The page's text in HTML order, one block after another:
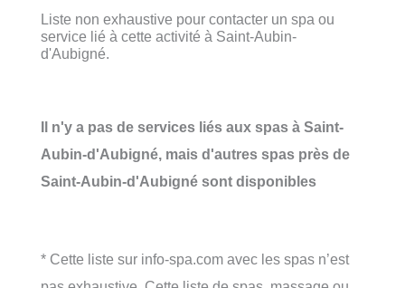
Liste non exhaustive pour contacter un spa ou
service lié à cette activité à Saint-Aubin-
d'Aubigné.
Il n'y a pas de services liés aux spas à Saint-
Aubin-d'Aubigné, mais d'autres spas près de
Saint-Aubin-d'Aubigné sont disponibles
* Cette liste sur info-spa.com avec les spas n’est